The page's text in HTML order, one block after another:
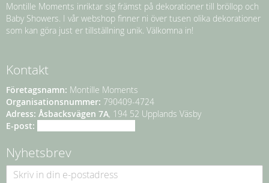
Montille Moments inriktar sig främst på dekorationer till bröllop och
Baby Showers. I vår webshop finner ni över tusen olika dekorationer
som kan göra just er tillställning unik. Välkomna in!
Kontakt
Företagsnamn: Montille Moments
Organisationsnummer: 790409-4724
Adress: Åsbacksvägen 7A, 194 52 Upplands Väsby
E-post:
Nyhetsbrev